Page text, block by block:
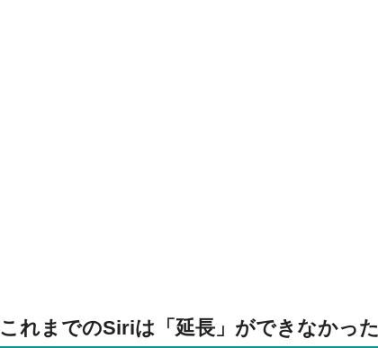
これまでのSiriは「延長」ができなかった